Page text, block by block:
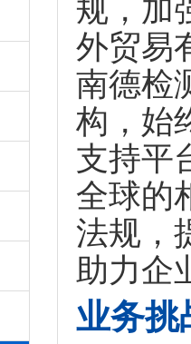
规，加
外贸易
南德检
构，始
支持平
全球的
法规，
助力企
业务挑